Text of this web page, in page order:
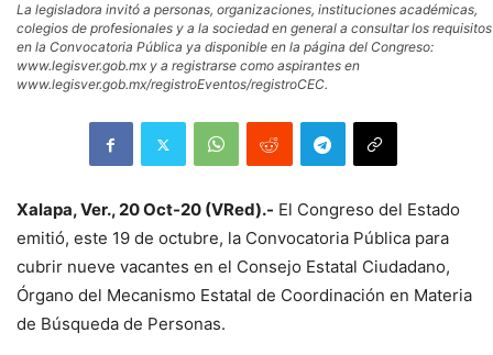
La legisladora invitó a personas, organizaciones, instituciones académicas,
colegios de profesionales y a la sociedad en general a consultar los requisitos
en la Convocatoria Pública ya disponible en la página del Congreso:
www.legisver.gob.mx y a registrarse como aspirantes en
www.legisver.gob.mx/registroEventos/registroCEC.
Xalapa, Ver., 20 Oct-20 (VRed).- El Congreso del Estado
emitió, este 19 de octubre, la Convocatoria Pública para
cubrir nueve vacantes en el Consejo Estatal Ciudadano,
Órgano del Mecanismo Estatal de Coordinación en Materia
de Búsqueda de Personas.